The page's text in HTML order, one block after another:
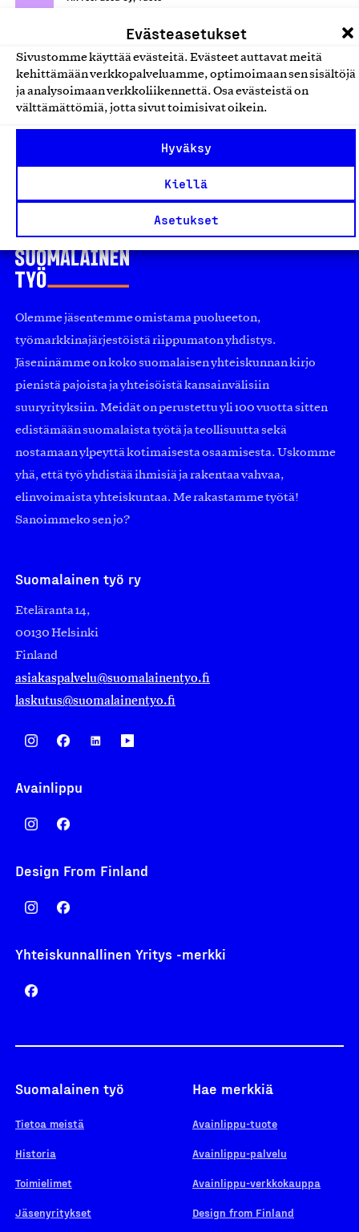
Evästeasetukset
Sivustomme käyttää evästeitä. Evästeet auttavat meitä
kehittämään verkkopalveluamme, optimoimaan sen sisältöjä
ja analysoimaan verkkoliikennettä. Osa evästeistä on
välttämättömiä, jotta sivut toimisivat oikein.
Hyväksy
Kiellä
Asetukset
Leipomotuotteet
Suomessa valmistetut
viipurinrinkelit ja bagelit
Juho Pulli Oy Helkala, Tuote
Olemme jäsentemme omistama puolueeton,
työmarkkinajärjestöistä riippumaton yhdistys.
Jäseninämme on koko suomalaisen yhteiskunnan kirjo
pienistä pajoista ja yhteisöistä kansainvälisiin
suuryrityksiin. Meidät on perustettu yli 100 vuotta sitten
edistämään suomalaista työtä ja teollisuutta sekä
nostamaan ylpeyttä kotimaisesta osaamisesta. Uskomme
yhä, että työ yhdistää ihmisiä ja rakentaa vahvaa,
elinvoimaista yhteiskuntaa. Me rakastamme työtä!
Sanoimmeko sen jo?
Suomalainen työ ry
Eteläranta 14,
00130 Helsinki
Finland
asiakaspalvelu@suomalainentyo.fi
laskutus@suomalainentyo.fi
Avainlippu
Design From Finland
Yhteiskunnallinen Yritys -merkki
Suomalainen työ
Tietoa meistä
Historia
Toimielimet
Jäsenyritykset
Hae merkkiä
Avainlippu-tuote
Avainlippu-palvelu
Avainlippu-verkkokauppa
Design from Finland